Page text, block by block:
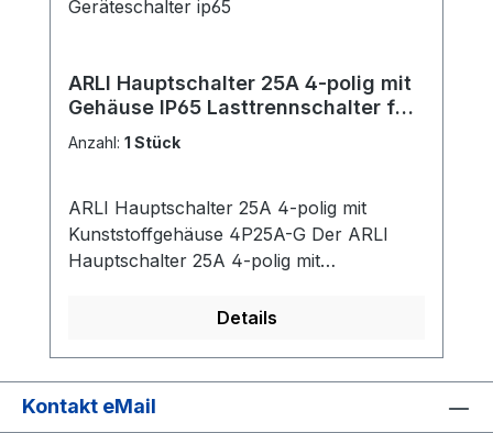
A Bemessungsbetriebsspannung: 230–
an Schraubkontakte Befestigungslaschen:
Zur Wandmontage Lieferumfang: 1x ARLI
Kunststoffgehäuse
ARLI Hauptschalter 25A 4-polig mit
Gehäuse IP65 Lasttrennschalter für
Industrie Werkstatt Wandmontage
230–440 V
Anzahl: 1 Stück
ARLI Hauptschalter 25A 4-polig mit
Kunststoffgehäuse 4P25A-G Der ARLI
Hauptschalter 25A 4-polig mit
Steuerung der Stromversorgung.
Stromkreisen. Einfache Installation: Klare
Beschriftung und vorgeprägte
Details
Kontakt eMail